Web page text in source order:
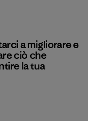
a migliorare e
ciò che
la tua